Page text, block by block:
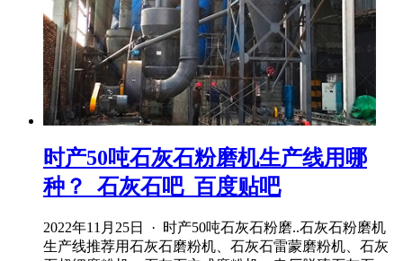
时产50吨石灰石粉磨机生产线用哪
种？_石灰石吧_百度贴吧
2022年11月25日 · 时产50吨石灰石粉磨..石灰石粉磨机
生产线推荐用石灰石磨粉机、石灰石雷蒙磨粉机、石灰